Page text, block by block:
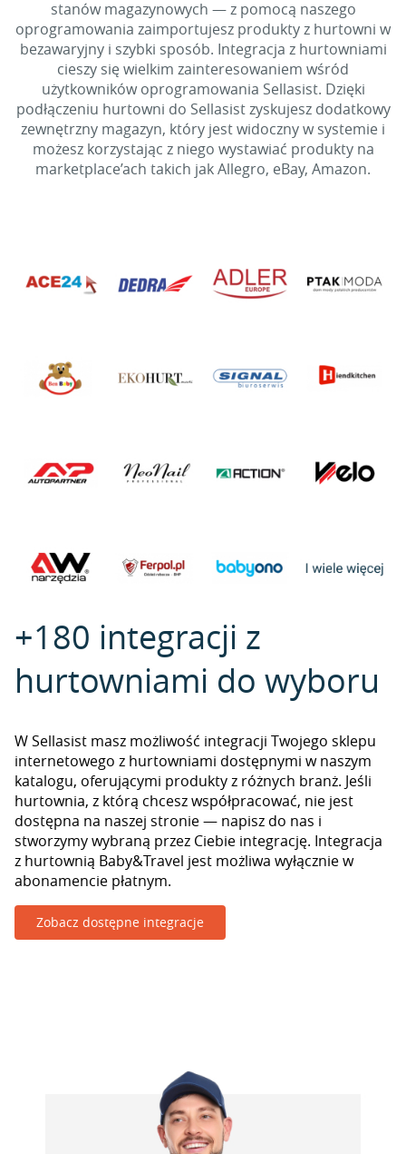
stanów magazynowych — z pomocą naszego
oprogramowania zaimportujesz produkty z hurtowni w
bezawaryjny i szybki sposób. Integracja z hurtowniami
cieszy się wielkim zainteresowaniem wśród
użytkowników oprogramowania Sellasist. Dzięki
podłączeniu hurtowni do Sellasist zyskujesz dodatkowy
zewnętrzny magazyn, który jest widoczny w systemie i
możesz korzystając z niego wystawiać produkty na
marketplace’ach takich jak Allegro, eBay, Amazon.
+180 integracji z
hurtowniami do wyboru
W Sellasist masz możliwość integracji Twojego sklepu
internetowego z hurtowniami dostępnymi w naszym
katalogu, oferującymi produkty z różnych branż. Jeśli
hurtownia, z którą chcesz współpracować, nie jest
dostępna na naszej stronie — napisz do nas i
stworzymy wybraną przez Ciebie integrację. Integracja
z hurtownią Baby&Travel jest możliwa wyłącznie w
abonamencie płatnym.
Zobacz dostępne integracje